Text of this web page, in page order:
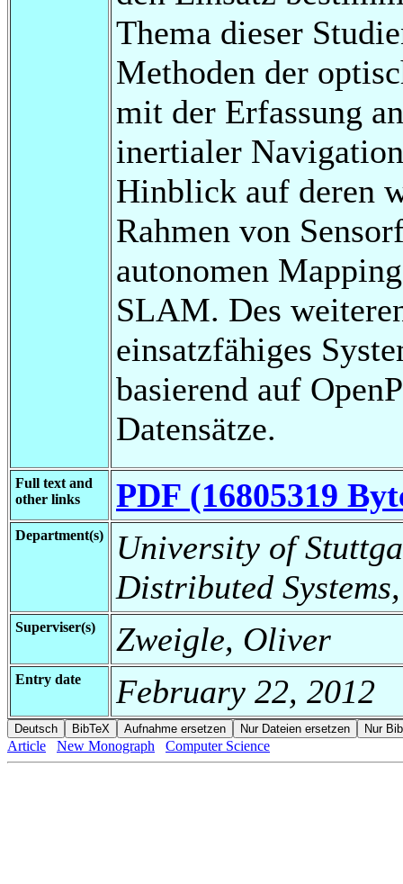
Thema dieser
Methoden der
mit der Erfassung
inertialer
Hinblick auf deren
Rahmen von
autonomen
SLAM. Des
einsatzfähiges
basierend auf
Datensätze.
Full text and
other links
PDF (16805319
Department(s)
University of
Distributed
Superviser(s) Zweigle, Oliver
Entry date February 22, 2012
Article New Monograph Computer Science